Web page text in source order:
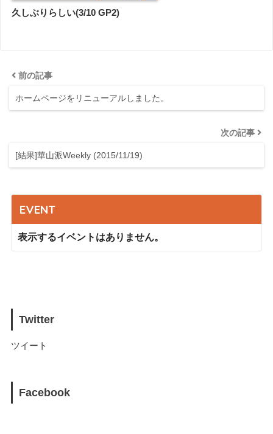
久しぶりらしい(3/10 GP2)
前の記事
ホームページをリニューアルしました。
次の記事
[結果]華山派Weekly (2015/11/19)
EVENT
表示するイベントはありません。
Twitter
ツイート
Facebook